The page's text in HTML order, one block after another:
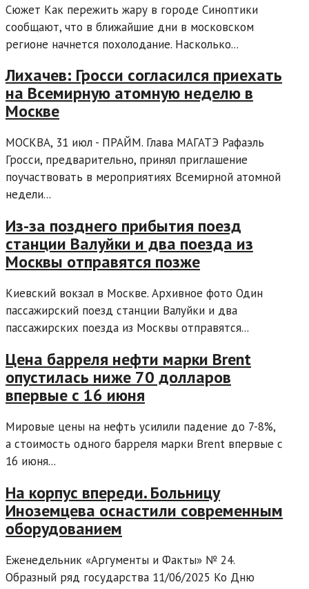
Сюжет Как пережить жару в городе Синоптики
сообщают, что в ближайшие дни в московском
регионе начнется похолодание. Насколько...
Лихачев: Гросси согласился приехать
на Всемирную атомную неделю в
Москве
МОСКВА, 31 июл - ПРАЙМ. Глава МАГАТЭ Рафаэль
Гросси, предварительно, принял приглашение
поучаствовать в мероприятиях Всемирной атомной
недели...
Из-за позднего прибытия поезд
станции Валуйки и два поезда из
Москвы отправятся позже
Киевский вокзал в Москве. Архивное фото Один
пассажирский поезд станции Валуйки и два
пассажирских поезда из Москвы отправятся...
Цена барреля нефти марки Brent
опустилась ниже 70 долларов
впервые с 16 июня
Мировые цены на нефть усилили падение до 7-8%,
а стоимость одного барреля марки Brent впервые с
16 июня...
На корпус впереди. Больницу
Иноземцева оснастили современным
оборудованием
Еженедельник «Аргументы и Факты» № 24.
Образный ряд государства 11/06/2025 Ко Дню